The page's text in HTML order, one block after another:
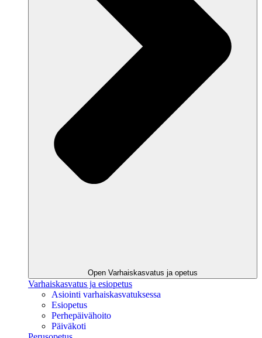
Open Varhaiskasvatus ja opetus
Varhaiskasvatus ja esiopetus
Asiointi varhaiskasvatuksessa
Esiopetus
Perhepäivähoito
Päiväkoti